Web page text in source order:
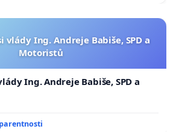
vlády Ing. Andreje Babiše, SPD a
Motoristů
Ing. Andreje Babiše, SPD a